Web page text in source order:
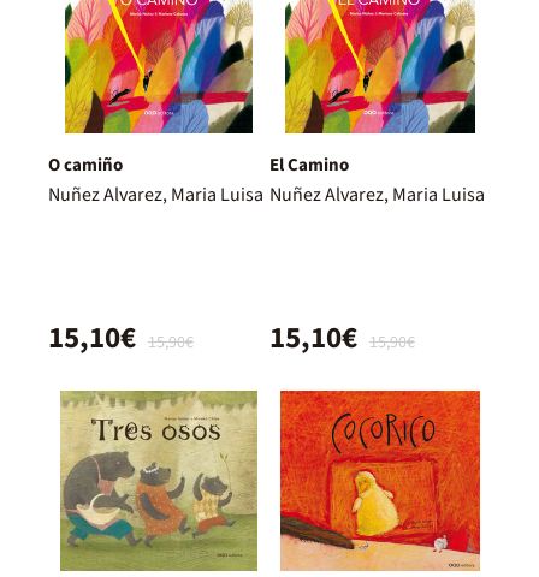
O camiño
Nuñez Alvarez, Maria Luisa
15,90€
15,10€
El Camino
Nuñez Alvarez, Maria Luisa
15,90€
15,10€